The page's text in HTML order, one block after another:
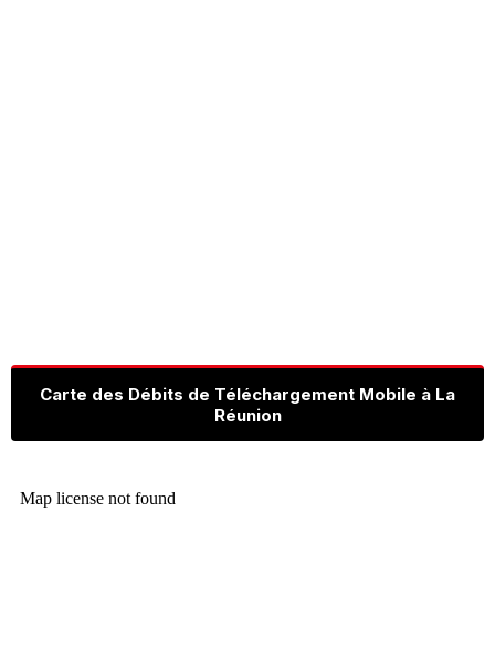
Carte des Débits de Téléchargement Mobile à La
Réunion